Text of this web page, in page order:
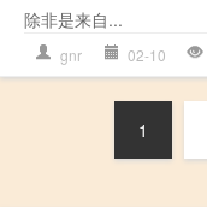
除非是来自...
gnr 02-10
1